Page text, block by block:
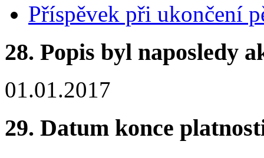
Příspěvek při ukončení
28. Popis byl naposledy
01.01.2017
29. Datum konce